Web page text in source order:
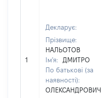
1
Декларує:
Прізвище:
НАЛЬОТОВ
Ім'я:
ДМИТРО
По батькові (за
наявності):
ОЛЕКСАНДРОВИЧ